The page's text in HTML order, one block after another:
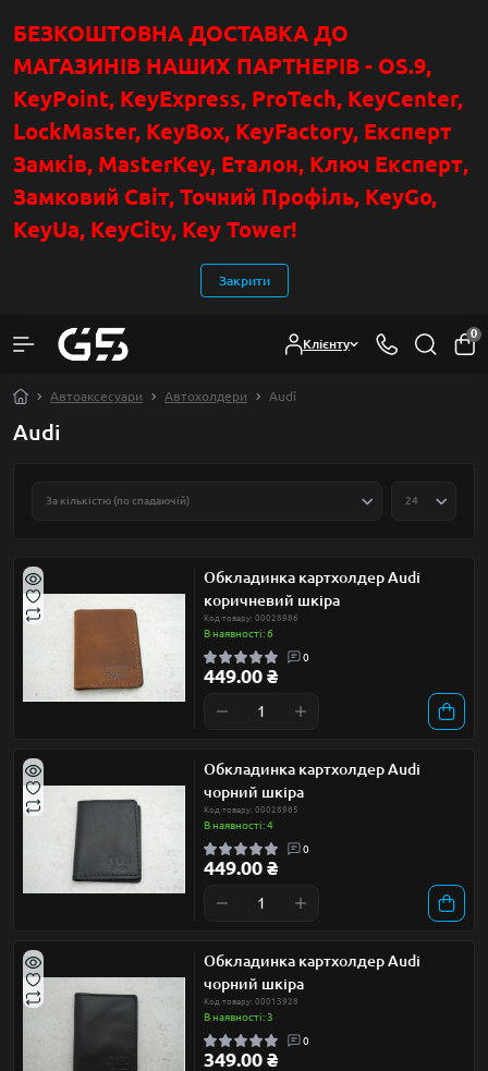
БЕЗКОШТОВНА ДОСТАВКА ДО
МАГАЗИНІВ НАШИХ ПАРТНЕРІВ - OS.9,
KeyPoint, KeyExpress, ProTech, KeyCenter,
LockMaster, KeyBox, KeyFactory, Експерт
Замків, MasterKey, Еталон, Ключ Експерт,
Замковий Світ, Точний Профіль, KeyGo,
KeyUa, KeyCity, Key Tower!
Закрити
Клієнту
0
Автоаксесуари Автохолдери Audi
Audi
Обкладинка картхолдер Audi
коричневий шкіра
Код товару: 00028986
В наявності: 6
0
449.00 ₴
Обкладинка картхолдер Audi
чорний шкіра
Код товару: 00028985
В наявності: 4
0
449.00 ₴
Обкладинка картхолдер Audi
чорний шкіра
Код товару: 00013928
В наявності: 3
0
349.00 ₴